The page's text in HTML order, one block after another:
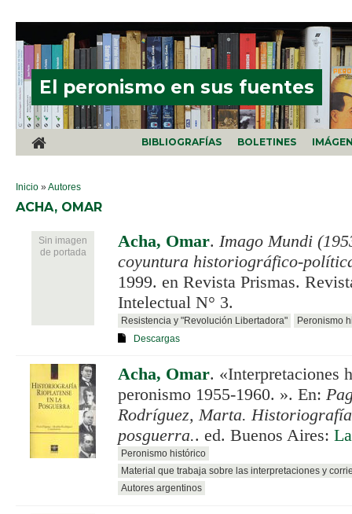
El peronismo en sus fuentes
BIBLIOGRAFÍAS BOLETINES
SE ENCUENTRA USTED AQUÍ
Inicio »Autores
ACHA, OMAR
Sin imagen
de portada
Acha, Omar. Imago Mundi
coyuntura historiográfico-
1999. en Revista Prismas.
Intelectual N° 3.
Resistencia y "Revolución Libertadora"
Peronismo
Descargas
Acha, Omar. «Interpretaciones
peronismo 1955-1960. ». En:
Rodríguez, Marta.
posguerra.. ed. Buenos Aires:
Peronismo histórico
Material que trabaja sobre las interpretaciones y
Autores argentinos